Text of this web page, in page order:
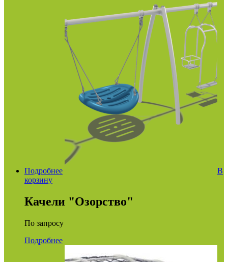
Подробнее
В
корзину
Качели "Озорство"
По запросу
Подробнее